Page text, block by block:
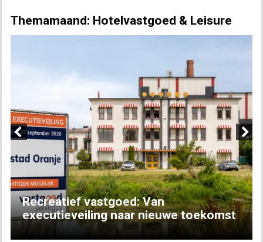
Themamaand: Hotelvastgoed & Leisure
Recreatief vastgoed: Van
executieveiling naar nieuwe toekomst
Next